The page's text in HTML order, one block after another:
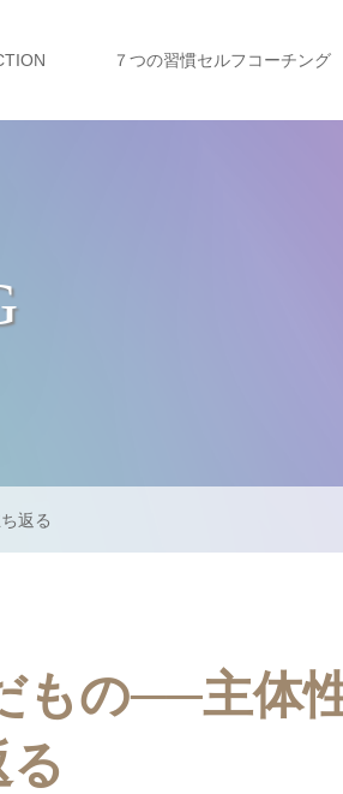
７つの習慣セルフコーチング
返る
もの──主体